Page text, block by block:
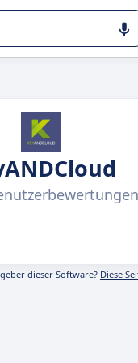
dieser Software? Diese